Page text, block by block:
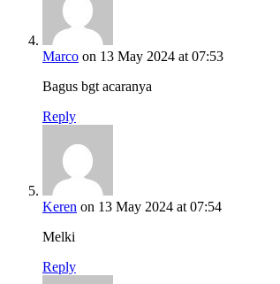
Marco on 13 May 2024 at 07:53
Bagus bgt acaranya
Reply
Keren on 13 May 2024 at 07:54
Melki
Reply